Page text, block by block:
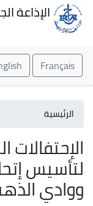
الإذاعة
Français
English
الرئيسية
لتأسيس
ووادي